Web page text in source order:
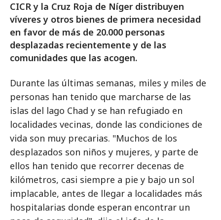
CICR y la Cruz Roja de Níger distribuyen
víveres y otros bienes de primera necesidad
en favor de más de 20.000 personas
desplazadas recientemente y de las
comunidades que las acogen.
Durante las últimas semanas, miles y miles de
personas han tenido que marcharse de las
islas del lago Chad y se han refugiado en
localidades vecinas, donde las condiciones de
vida son muy precarias. "Muchos de los
desplazados son niños y mujeres, y parte de
ellos han tenido que recorrer decenas de
kilómetros, casi siempre a pie y bajo un sol
implacable, antes de llegar a localidades más
hospitalarias donde esperan encontrar un